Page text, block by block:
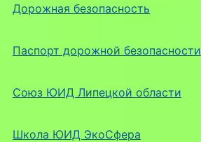
Дорожная безопасность
Паспорт дорожной безопасности
Союз ЮИД Липецкой области
Школа ЮИД ЭкоСфера